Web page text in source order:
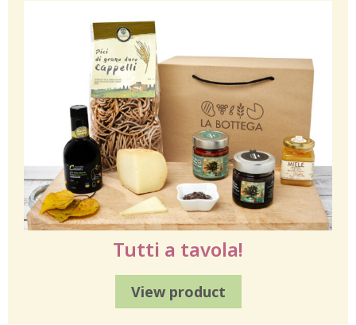
Tutti a tavola!
View product